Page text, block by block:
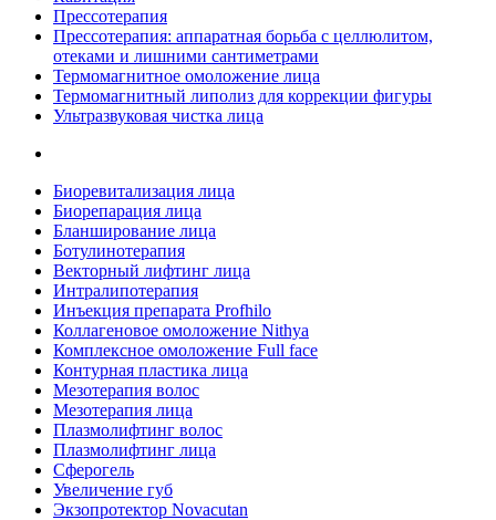
Прессотерапия
Прессотерапия: аппаратная борьба с целлюлитом,
отеками и лишними сантиметрами
Термомагнитное омоложение лица
Термомагнитный липолиз для коррекции фигуры
Ультразвуковая чистка лица
Биоревитализация лица
Биорепарация лица
Бланширование лица
Ботулинотерапия
Векторный лифтинг лица
Интралипотерапия
Инъекция препарата Profhilo
Коллагеновое омоложение Nithya
Комплексное омоложение Full face
Контурная пластика лица
Мезотерапия волос
Мезотерапия лица
Плазмолифтинг волос
Плазмолифтинг лица
Сферогель
Увеличение губ
Экзопротектор Novacutan